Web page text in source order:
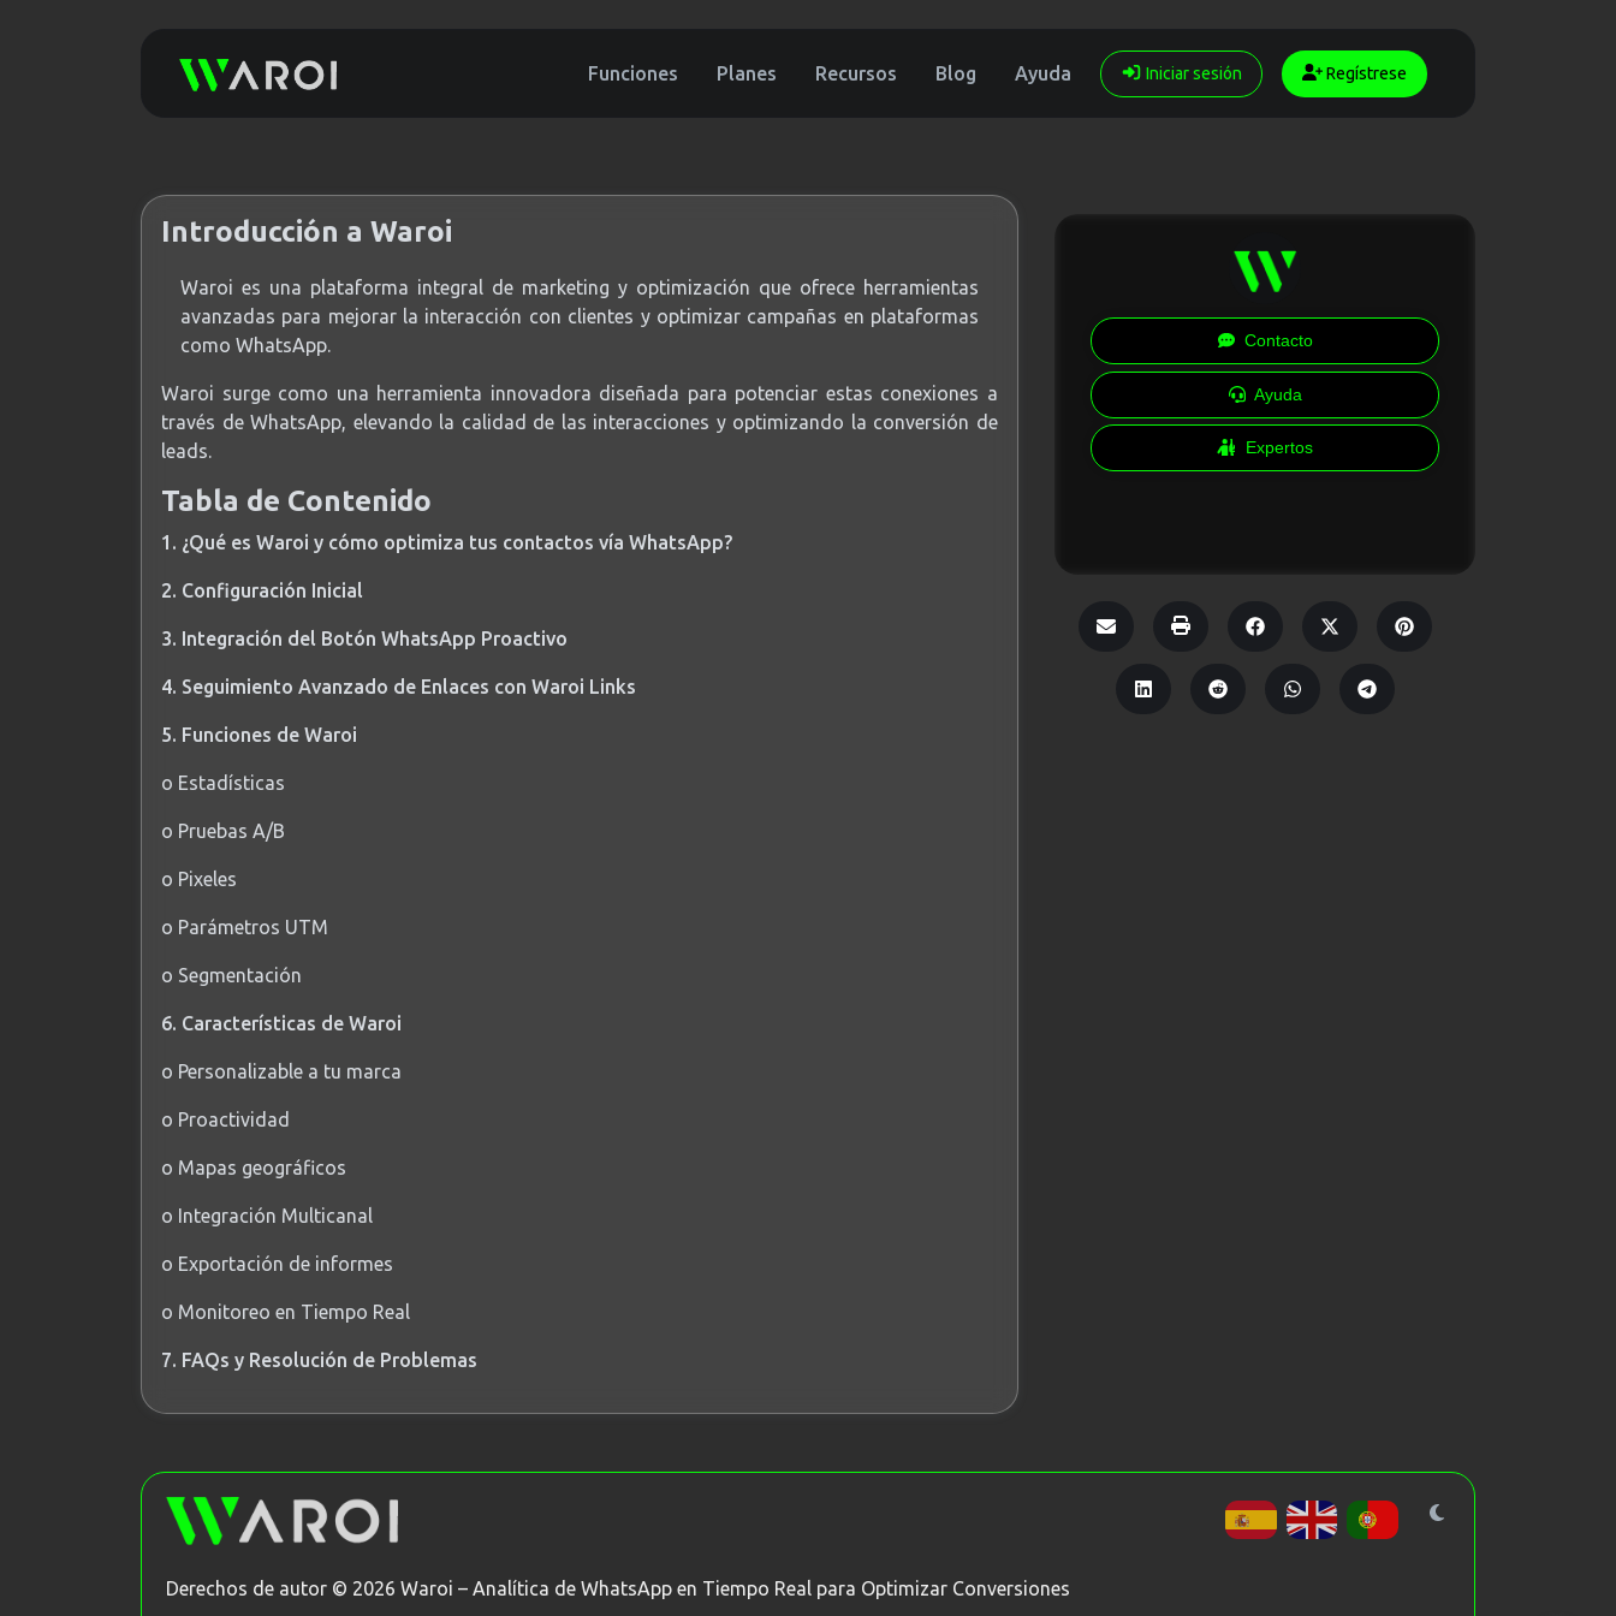
Funciones Planes Recursos Blog Ayuda Iniciar sesión Regístrese
Introducción a Waroi
Waroi es una plataforma integral de marketing y optimización que ofrece herramientas
avanzadas para mejorar la interacción con clientes y optimizar campañas en plataformas
como WhatsApp.
Waroi surge como una herramienta innovadora diseñada para potenciar estas conexiones a
través de WhatsApp, elevando la calidad de las interacciones y optimizando la conversión de
leads.
Tabla de Contenido
1. ¿Qué es Waroi y cómo optimiza tus contactos vía WhatsApp?
2. Configuración Inicial
3. Integración del Botón WhatsApp Proactivo
4. Seguimiento Avanzado de Enlaces con Waroi Links
5. Funciones de Waroi
o Estadísticas
o Pruebas A/B
o Pixeles
o Parámetros UTM
o Segmentación
6. Características de Waroi
o Personalizable a tu marca
o Proactividad
o Mapas geográficos
o Integración Multicanal
o Exportación de informes
o Monitoreo en Tiempo Real
7. FAQs y Resolución de Problemas
Derechos de autor © 2026 Waroi – Analítica de WhatsApp en Tiempo Real para Optimizar Conversiones